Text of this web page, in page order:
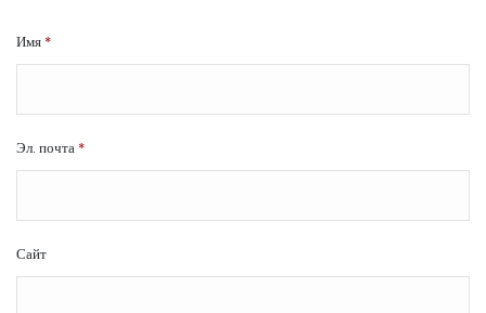
Имя *
Эл. почта *
Сайт